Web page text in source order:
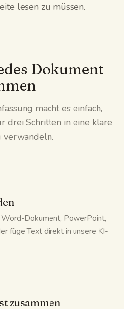
lesen zu müssen.
Dokument
macht es einfach,
drei Schritten in eine klare
verwandeln.
Dokument, PowerPoint,
füge Text direkt in unsere KI-
zusammen